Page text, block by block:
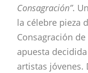
Consagración”.
la célebre pieza
Consagración
apuesta
artistas jóvenes.